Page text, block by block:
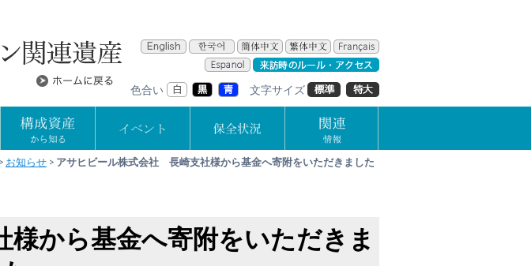
色合い 文字サイズ
お知らせ アサヒビール株式会社 長崎支社様から基金へ寄附をいただきました
から基金へ寄附をいただきま